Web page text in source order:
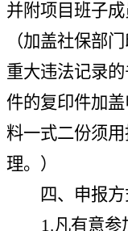
并附项目班子
（加盖社保部
重大违法记录
件的复印件加
料一式二份须
理。）
四、申报方
1.凡有意参